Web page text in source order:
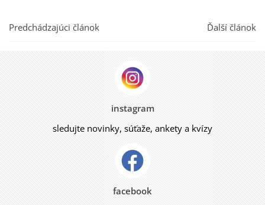
Predchádzajúci článok Ďalší článok
instagram
sledujte novinky, súťaže, ankety a kvízy
facebook